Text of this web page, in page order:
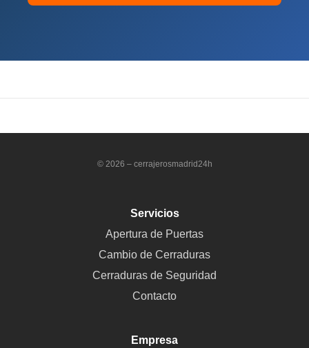
© 2026 – cerrajerosmadrid24h
Servicios
Apertura de Puertas
Cambio de Cerraduras
Cerraduras de Seguridad
Contacto
Empresa